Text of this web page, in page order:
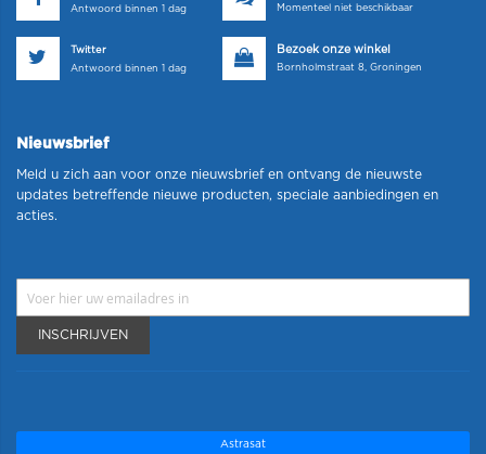
Antwoord binnen 1 dag
Momenteel niet beschikbaar
Twitter
Antwoord binnen 1 dag
Bezoek onze winkel
Bornholmstraat 8, Groningen
Nieuwsbrief
Meld u zich aan voor onze nieuwsbrief en ontvang de nieuwste
updates betreffende nieuwe producten, speciale aanbiedingen en
acties.
INSCHRIJVEN
Astrasat